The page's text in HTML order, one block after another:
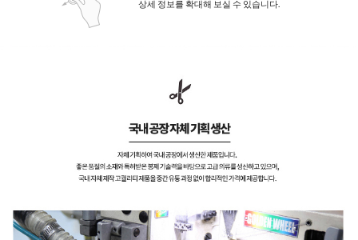
상세 정보를 확대해 보실 수 있습니다.